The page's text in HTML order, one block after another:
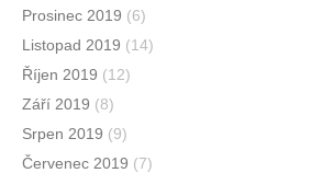
Prosinec 2019 (6)
Listopad 2019 (14)
Říjen 2019 (12)
Září 2019 (8)
Srpen 2019 (9)
Červenec 2019 (7)